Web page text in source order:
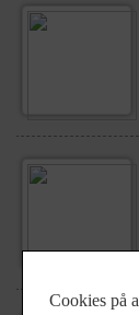
Cookies på